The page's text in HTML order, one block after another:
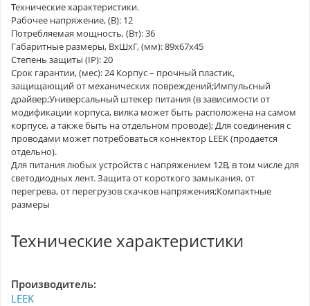
Технические характеристики.
Рабочее напряжение, (В): 12
Потребляемая мощность, (Вт): 36
Габаритные размеры, ВхШхГ, (мм): 89x67x45
Степень защиты (IP): 20
Срок гарантии, (мес): 24 Корпус – прочный пластик,
защищающий от механических повреждений;Импульсный
драйвер;Универсальный штекер питания (в зависимости от
модификации корпуса, вилка может быть расположена на самом
корпусе, а также быть на отдельном проводе); Для соединения с
проводами может потребоваться коннектор LEEK (продается
отдельно).
Для питания любых устройств с напряжением 12В, в том числе для
светодиодных лент. Защита от короткого замыкания, от
перегрева, от перегрузов скачков напряжения;Компактные
размеры
Технические характеристики
Производитель:
LEEK